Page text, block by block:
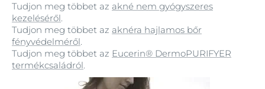
Tudjon meg többet az akné nem gyógyszeres
kezeléséről.
Tudjon meg többet az aknéra hajlamos bőr
fényvédelméről.
Tudjon meg többet az Eucerin® DermoPURIFYER
termékcsaládról.